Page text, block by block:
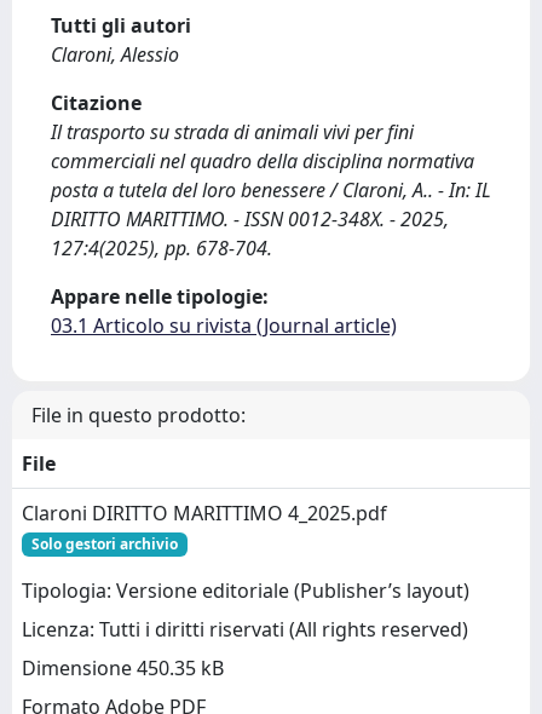
Tutti gli autori
Claroni, Alessio
Citazione
Il trasporto su strada di animali vivi per fini
commerciali nel quadro della disciplina normativa
posta a tutela del loro benessere / Claroni, A.. - In: IL
DIRITTO MARITTIMO. - ISSN 0012-348X. - 2025,
127:4(2025), pp. 678-704.
Appare nelle tipologie:
03.1 Articolo su rivista (Journal article)
File in questo prodotto:
File
Claroni DIRITTO MARITTIMO 4_2025.pdf
Solo gestori archivio
Tipologia: Versione editoriale (Publisher’s layout)
Licenza: Tutti i diritti riservati (All rights reserved)
Dimensione 450.35 kB
Formato Adobe PDF